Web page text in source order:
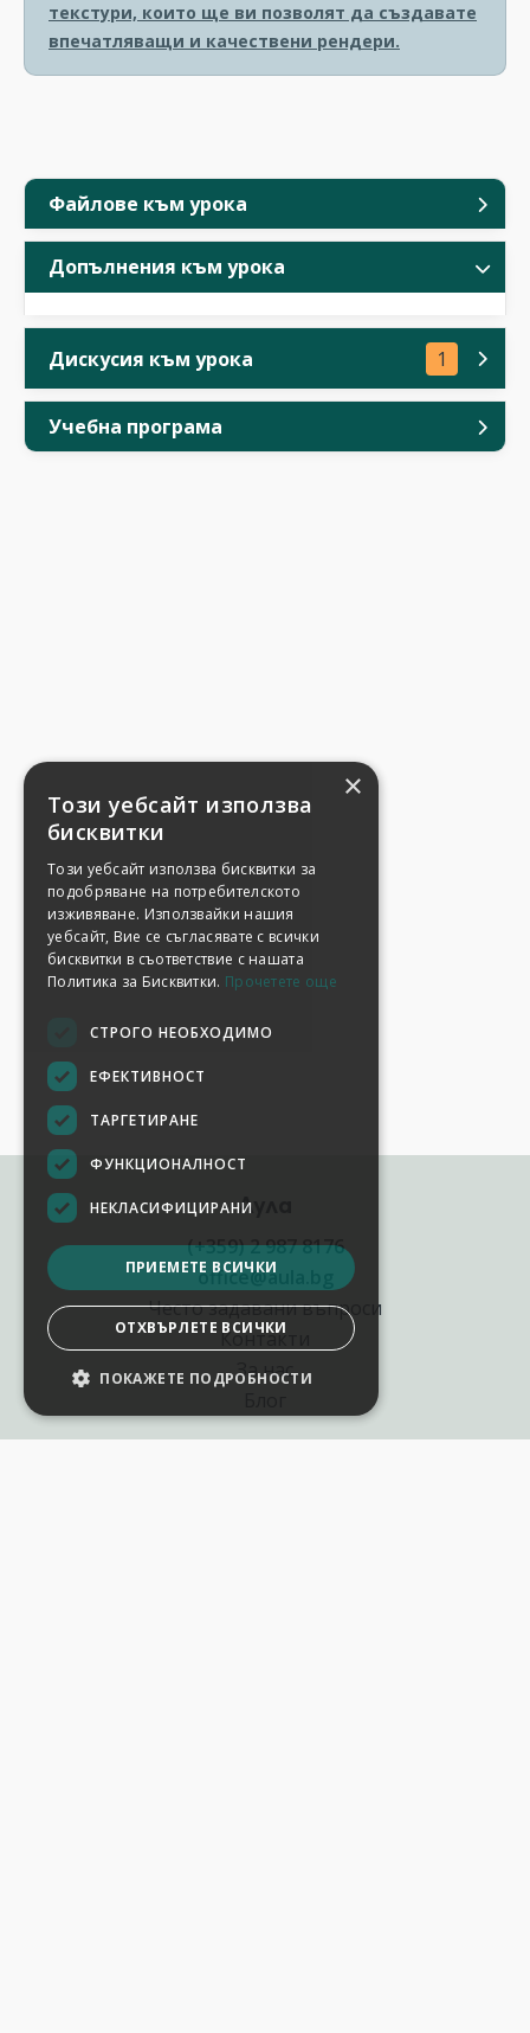
Файлове към урока
Допълнения към урока
Дискусия към урока 1
Учебна програма
текстури, които ще ви позволят да създавате
впечатляващи и качествени рендери.
Аула
(+359) 2 987 8176
office@aula.bg
Често задавани въпроси
Контакти
За нас
×
Този уебсайт използва
бисквитки
Този уебсайт използва бисквитки за
подобряване на потребителското
изживяване. Използвайки нашия
уебсайт, Вие се съгласявате с всички
бисквитки в съответствие с нашата
Политика за Бисквитки. Прочетете още
СТРОГО НЕОБХОДИМО
ЕФЕКТИВНОСТ
ТАРГЕТИРАНЕ
ФУНКЦИОНАЛНОСТ
НЕКЛАСИФИЦИРАНИ
ПРИЕМЕТЕ ВСИЧКИ
ОТХВЪРЛЕТЕ ВСИЧКИ
ПОКАЖЕТЕ ПОДРОБНОСТИ